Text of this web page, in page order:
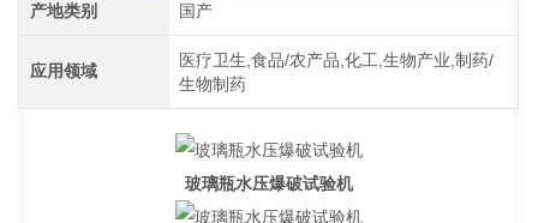
产地类别 国产
应用领域
医疗卫生,食品/农产品,化工,生物产业,制药/
生物制药
玻璃瓶水压爆破试验机